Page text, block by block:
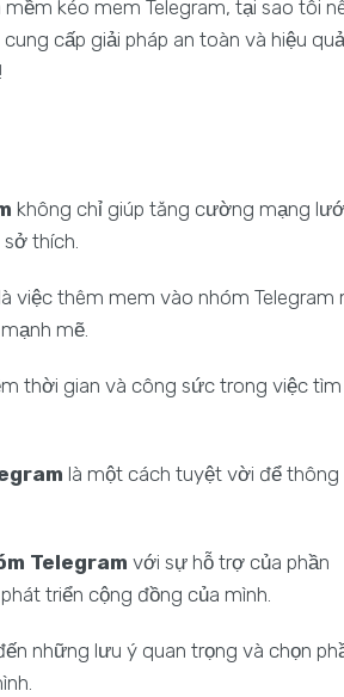
kéo mem Telegram, tại sao tôi
cấp giải pháp an toàn và hiệu quả
không chỉ giúp tăng cường mạng
thích.
việc thêm mem vào nhóm Telegram
mẽ.
thời gian và công sức trong việc tìm
là một cách tuyệt vời để thông
Telegram với sự hỗ trợ của phần
triển cộng đồng của mình.
những lưu ý quan trọng và chọn